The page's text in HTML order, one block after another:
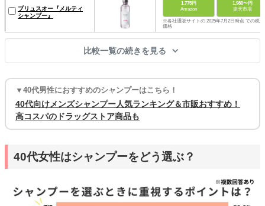
プリュスオー『メルティ
シャンプー』
1,775円
Amazon
1,980〜円
楽天市場
※各社通販サイトの 2025年7月2日時点 での税込
価格
比較一覧の続きを見る
▼40代男性におすすめのシャンプーはこちら！
40代向けメンズシャンプー人気ランキング＆市販おすすめ！
高コスパのドラッグストア商品も
40代女性はシャンプーをどう選ぶ？